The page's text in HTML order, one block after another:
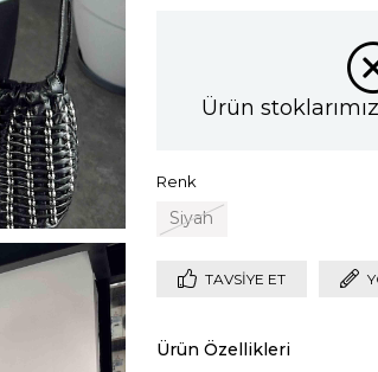
Ürün
Renk
Siyah
TAVSIYE ET
Ürün Özellikleri